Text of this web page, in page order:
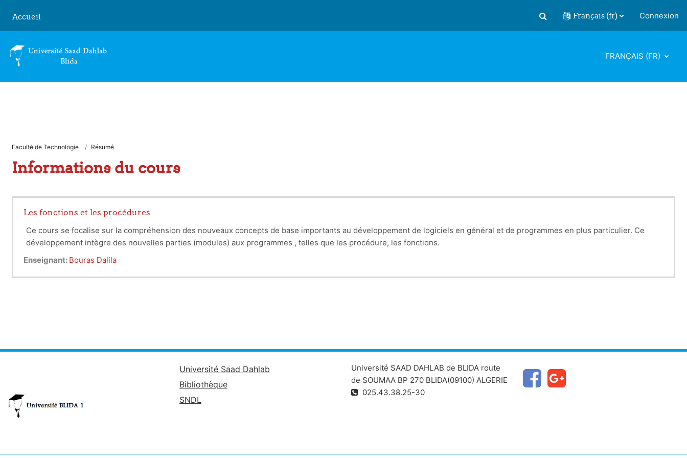
Accueil
Activer/désactiver la saisie de
Français ‎(fr)‎ Connexion
FRANÇAIS ‎(FR)‎
Faculté de Technologie Résumé
Informations du cours
Les fonctions et les procédures
Ce cours se focalise sur la compréhension des nouveaux concepts de base importants au développement de logiciels en général et de programmes en plus particulier. Ce
développement intègre des nouvelles parties (modules) aux programmes , telles que les procédure, les fonctions.
Enseignant: Bouras Dalila
Université Saad Dahlab
Bibliothèque
SNDL
Université SAAD DAHLAB de BLIDA route
de SOUMAA BP 270 BLIDA(09100) ALGERIE
025.43.38.25-30